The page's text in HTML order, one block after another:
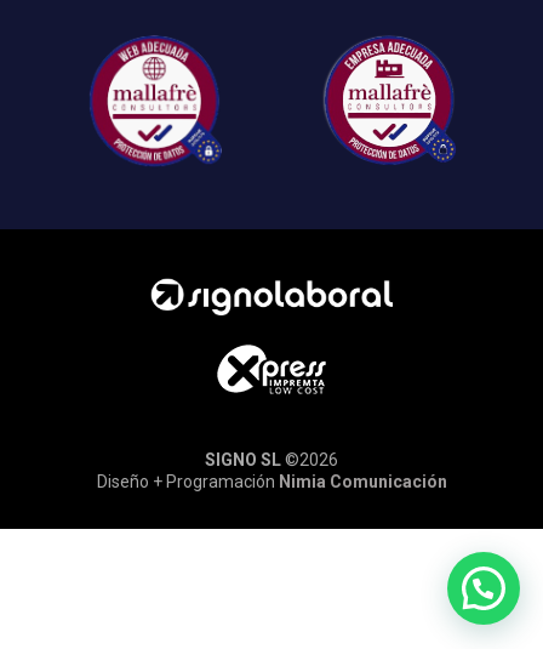
SIGNO SL©2026
Diseño + Programación Nimia Comunicación